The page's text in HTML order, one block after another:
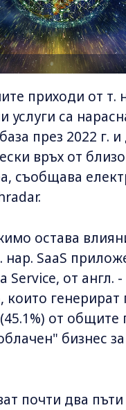
приходи от т.
услуги са
през 2022 г. и
връх от
съобщава
остава
нар. SaaS
Service, от англ.
които генерират
от общите
бизнес
почти два пъти